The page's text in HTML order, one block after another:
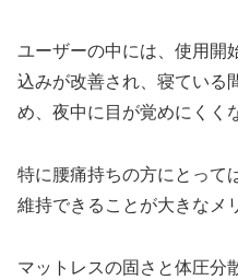
ユーザーの中には、使用開
込みが改善され、寝ている
め、夜中に目が覚めにくく
特に腰痛持ちの方にとって
維持できることが大きなメ
マットレスの固さと体圧分